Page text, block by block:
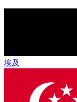
埃及